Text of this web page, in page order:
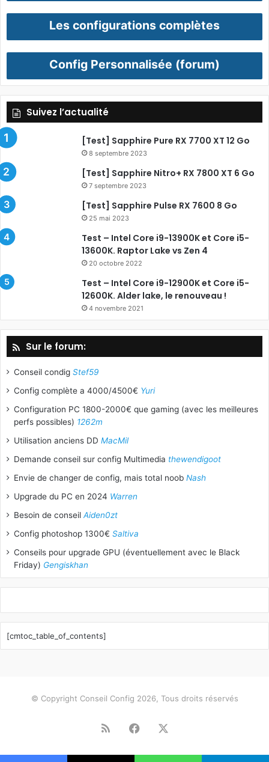
Les configurations complètes
Config Personnalisée (forum)
Suivez l’actualité
[Test] Sapphire Pure RX 7700 XT 12 Go
8 septembre 2023
[Test] Sapphire Nitro+ RX 7800 XT 6 Go
7 septembre 2023
[Test] Sapphire Pulse RX 7600 8 Go
25 mai 2023
Test – Intel Core i9-13900K et Core i5-
13600K. Raptor Lake vs Zen 4
20 octobre 2022
Test – Intel Core i9-12900K et Core i5-
12600K. Alder lake, le renouveau !
4 novembre 2021
Sur le forum:
Conseil condig Stef59
Config complète a 4000/4500€ Yuri
Configuration PC 1800-2000€ que gaming (avec les meilleures
perfs possibles) 1262m
Utilisation anciens DD MacMil
Demande conseil sur config Multimedia thewendigoot
Envie de changer de config, mais total noob Nash
Upgrade du PC en 2024 Warren
Besoin de conseil Aiden0zt
Config photoshop 1300€ Saltiva
Conseils pour upgrade GPU (éventuellement avec le Black
Friday) Gengiskhan
[cmtoc_table_of_contents]
© Copyright Conseil Config 2026, Tous droits réservés
RSS Facebook